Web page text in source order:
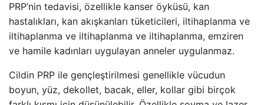
PRP’nin tedavisi, özellikle kanser öyküsü, kan
hastalıkları, kan akışkanları tüketicileri, iltihaplanma ve
iltihaplanma ve iltihaplanma ve iltihaplanma, emziren
ve hamile kadınları uygulayan anneler uygulanmaz.
Cildin PRP ile gençleştirilmesi genellikle vücudun
boyun, yüz, dekollet, bacak, eller, kollar gibi birçok